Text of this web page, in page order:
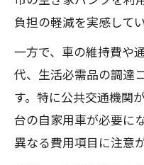
負担の軽減を実感してい
一方で、車の維持費や
代、生活必需品の調達
す。特に公共交通機関
台の自家用車が必要に
異なる費用項目に注意